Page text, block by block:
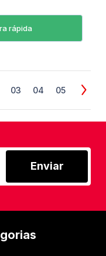
rápida
03 04 05
Enviar